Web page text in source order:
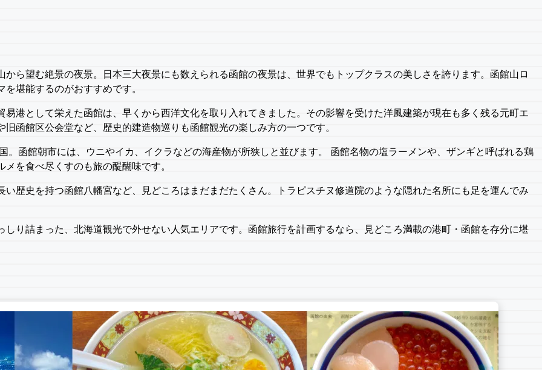
ら望む絶景の夜景。日本三大夜景にも数えられる函館の夜景は、世界でもトップクラスの美しさを誇ります。函館山ロ
堪能するのがおすすめです。
港として栄えた函館は、早くから西洋文化を取り入れてきました。その影響を受けた洋風建築が現在も多く残る元町エ
函館区公会堂など、歴史的建造物巡りも函館観光の楽しみ方の一つです。
。函館朝市には、ウニやイカ、イクラなどの海産物が所狭しと並びます。 函館名物の塩ラーメンや、ザンギと呼ばれる鶏
を食べ尽くすのも旅の醍醐味です。
歴史を持つ函館八幡宮など、見どころはまだまだたくさん。トラピスチヌ修道院のような隠れた名所にも足を運んでみ
り詰まった、北海道観光で外せない人気エリアです。函館旅行を計画するなら、見どころ満載の港町・函館を存分に堪